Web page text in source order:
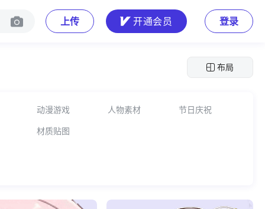
上传 开通会员 登录
布局
动漫游戏 人物素材 节日庆祝
材质贴图